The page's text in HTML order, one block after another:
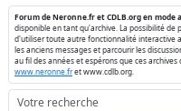
Forum de Neronne.fr et CDLB.org en mode
disponible en tant qu'archive. La possibilité de
d'utiliser toute autre fonctionnalité interactive
les anciens messages et parcourir les
au fil des années et espérons que ces
www.neronne.fret www.cdlb.org.